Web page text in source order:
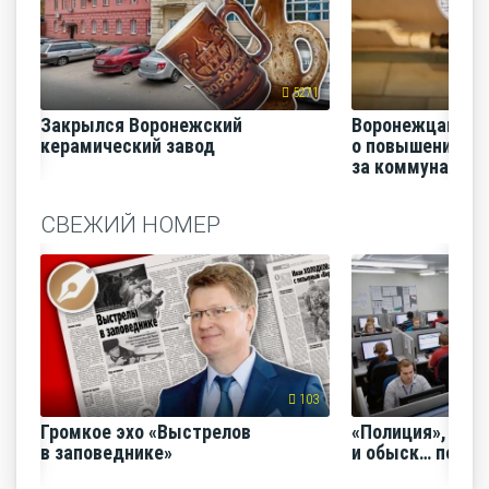
5271
Закрылся Воронежский
керамический завод
Воронежцам
о повышении
за
СВЕЖИЙ НОМЕР
103
Громкое эхо «Выстрелов
в заповеднике»
«Полиция»,
и обыск… по